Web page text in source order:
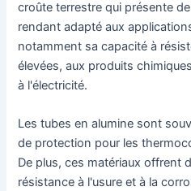
croûte terrestre qui présente
rendant adapté aux
notamment sa capacité à
élevées, aux produits
à l'électricité.
Les tubes en alumine sont
de protection pour les
De plus, ces matériaux offrent
résistance à l'usure et à la